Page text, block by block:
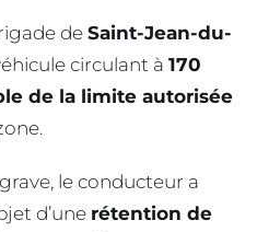
de Saint-Jean-du-
circulant à 170
de la limite autorisée
grave, le conducteur a
d’une rétention de